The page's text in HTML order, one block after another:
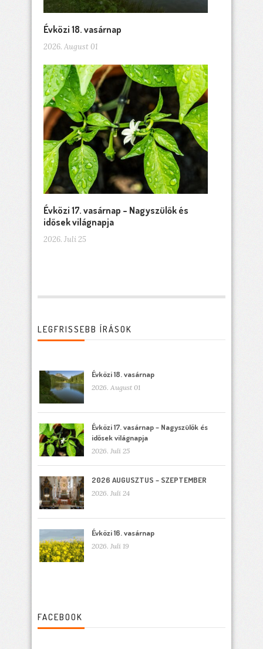
Évközi 18. vasárnap
2026. August 01
Évközi 17. vasárnap – Nagyszülők és
idősek világnapja
2026. Juli 25
LEGFRISSEBB ÍRÁSOK
Évközi 18. vasárnap
2026. August 01
Évközi 17. vasárnap – Nagyszülők és
idősek világnapja
2026. Juli 25
2026 AUGUSZTUS – SZEPTEMBER
2026. Juli 24
Évközi 16. vasárnap
2026. Juli 19
FACEBOOK